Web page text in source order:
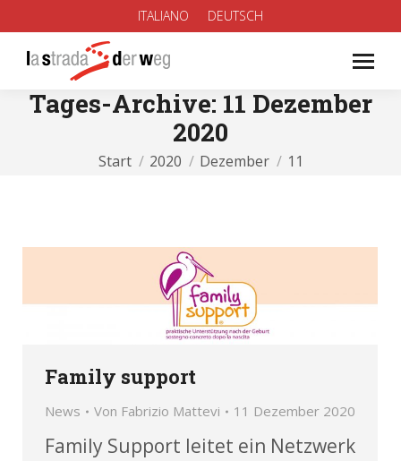
ITALIANO DEUTSCH
Tages-Archive: 11 Dezember
2020
Sie befinden sich hier:
Start 2020 Dezember 11
Family support
News Von Fabrizio Mattevi 11 Dezember 2020
Family Support leitet ein Netzwerk